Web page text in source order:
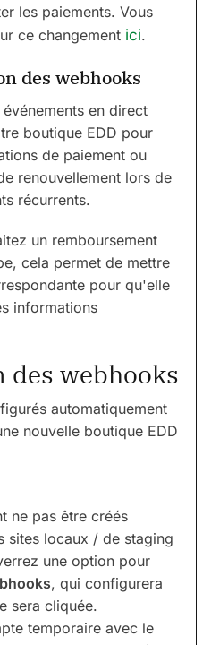
les paiements. Vous
ce changement ici.
des webhooks
en direct
boutique EDD pour
de paiement ou
renouvellement lors de
récurrents.
un remboursement
cela permet de mettre
pour qu'elle
informations
webhooks
automatiquement
nouvelle boutique EDD
ne pas être créés
sites locaux / de staging
une option pour
, qui configurera
sera cliquée.
temporaire avec le